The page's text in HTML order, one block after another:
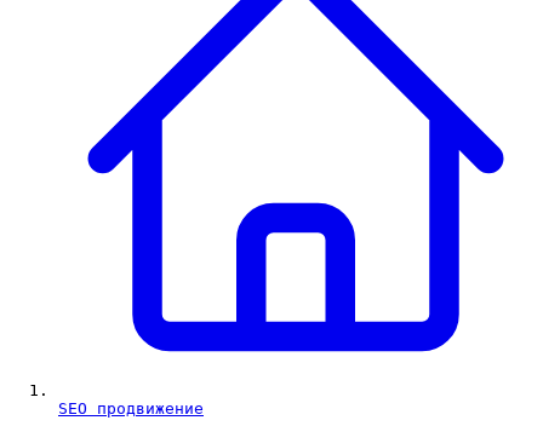
SEO продвижение